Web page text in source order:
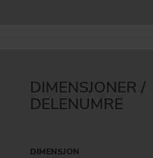
DIMENSJONER /
DELENUMRE
DIMENSJON